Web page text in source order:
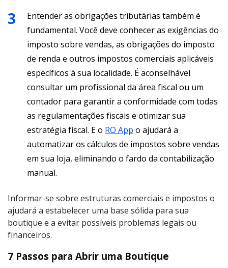
Entender as obrigações tributárias também é
fundamental. Você deve conhecer as exigências do
imposto sobre vendas, as obrigações do imposto
de renda e outros impostos comerciais aplicáveis
específicos à sua localidade. É aconselhável
consultar um profissional da área fiscal ou um
contador para garantir a conformidade com todas
as regulamentações fiscais e otimizar sua
estratégia fiscal. E o RO App o ajudará a
automatizar os cálculos de impostos sobre vendas
em sua loja, eliminando o fardo da contabilização
manual.
Informar-se sobre estruturas comerciais e impostos o
ajudará a estabelecer uma base sólida para sua
boutique e a evitar possíveis problemas legais ou
financeiros.
7 Passos para Abrir uma Boutique